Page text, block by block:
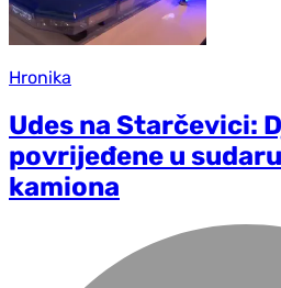
Hronika
Udes na Starčevici:
povrijeđene u
kamiona